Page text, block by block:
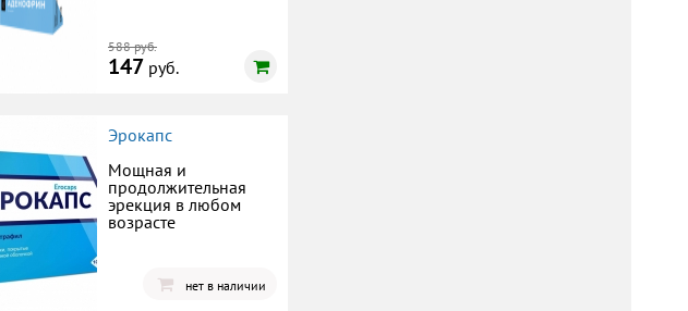
588 руб.
147 руб.
Эрокапс
Мощная и
продолжительная
эрекция в любом
возрасте
нет в наличии